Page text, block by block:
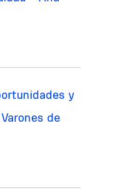
y
de